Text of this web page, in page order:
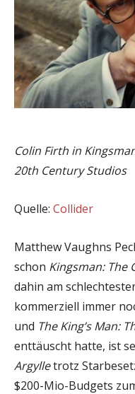
Colin Firth in
20th Century Studios
Quelle: Collider
Matthew Vaughns
schon Kingsman: The
dahin am
kommerziell immer
und The King’s Man:
enttäuscht hatte, ist
Argylletrotz
$200-Mio-Budgets